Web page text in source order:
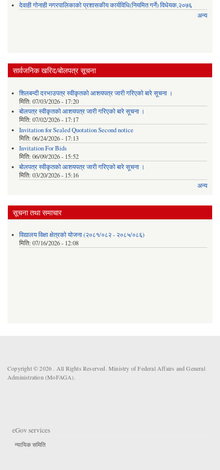
देवाही गोनाही नगरपालिकाको प्रशासकीय कार्यविधि(नियमित गर्ने) विधेयक,२०७६
अन्य
सार्वजनिक खरिद/बोलपत्र सूचना
शिलबन्दी दरभाउपत्र स्वीकृतको आशयपत्र जारी गरिएको बारे सूचना ।
मिति: 07/03/2026 - 17:20
बोलपत्र स्वीकृतको आशयपत्र जारी गरिएको बारे सूचना ।
मिति: 07/02/2026 - 17:17
Invitation for Sealed Quotation Second notice
मिति: 06/24/2026 - 17:13
Invitation For Bids
मिति: 06/09/2026 - 15:52
बोलपत्र स्वीकृतको आशयपत्र जारी गरिएको बारे सूचना ।
मिति: 03/20/2026 - 15:16
अन्य
सूचना तथा समाचार
विद्यालय विक्षा क्षेत्रको योजना (२०८१/०८२ - २०८५/०८६)
मिति: 07/16/2026 - 12:08
Copyright © 2026 . All Rights Reserved. Ministry of Federal Affairs and General
Administration (MoFAGA).
eGov services
न्यायिक समिति